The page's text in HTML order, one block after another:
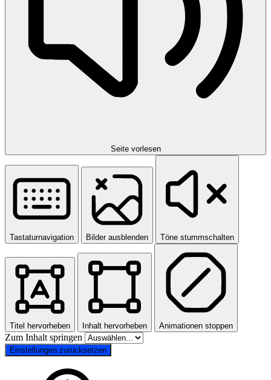
Seite vorlesen
Tastaturnavigation Bilder ausblenden Töne stummschalten
Titel hervorheben Inhalt hervorheben Animationen stoppen
Zum Inhalt springen
Einstellungen zurücksetzen